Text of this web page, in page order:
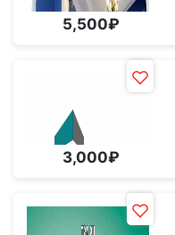
5,500₽
3,000₽